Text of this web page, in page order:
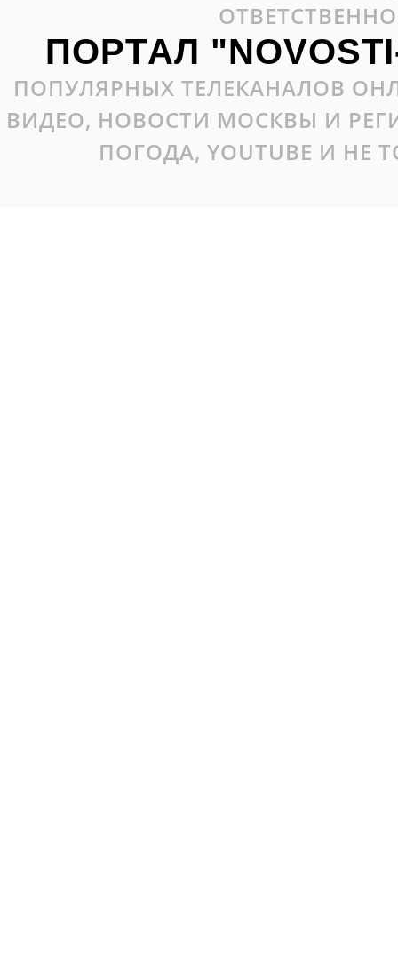
ПОРТАЛ
ПОПУЛЯРНЫХ ТЕЛЕКАНАЛОВ
ВИДЕО, НОВОСТИ МОСКВЫ И
ПОГОДА, YOUTUBE И